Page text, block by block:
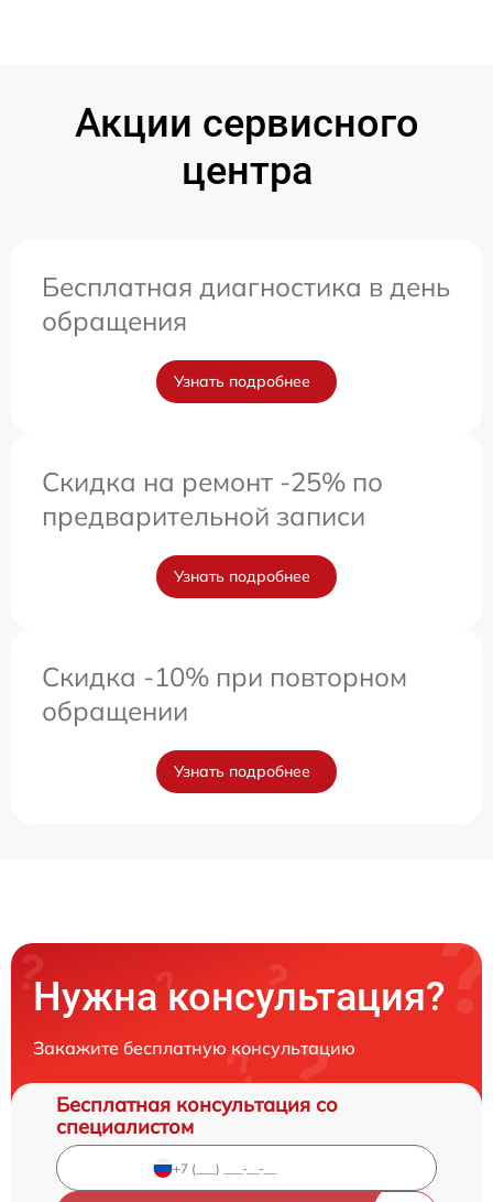
Акции сервисного
центра
Бесплатная диагностика в день
обращения
Узнать подробнее
Скидка на ремонт -25% по
предварительной записи
Узнать подробнее
Скидка -10% при повторном
обращении
Узнать подробнее
Нужна консультация?
Закажите бесплатную консультацию
Бесплатная консультация со
специалистом